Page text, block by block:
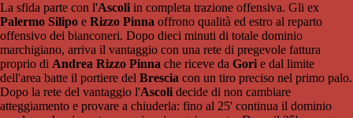
La sfida parte con l'Ascoli in completa trazione offensiva. Gli ex
Palermo Silipo e Rizzo Pinna offrono qualità ed estro al reparto
offensivo dei bianconeri. Dopo dieci minuti di totale dominio
marchigiano, arriva il vantaggio con una rete di pregevole fattura
proprio di Andrea Rizzo Pinna che riceve da Gori e dal limite
dell'area batte il portiere del Brescia con un tiro preciso nel primo palo.
Dopo la rete del vantaggio l'Ascoli decide di non cambiare
atteggiamento e provare a chiuderla: fino al 25' continua il dominio